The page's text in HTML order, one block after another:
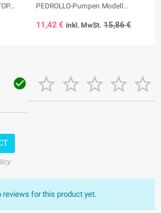
PEDROLLO-Pumpen Modell...
11,42 € inkl. MwSt. 15,86 €
     
reviews for this product yet.